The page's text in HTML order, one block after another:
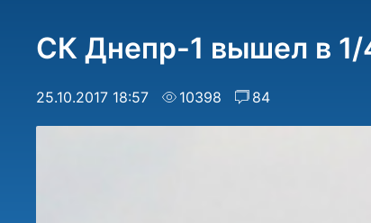
СК Днепр-1 вышел в 1/
25.10.2017 18:57 10398 84